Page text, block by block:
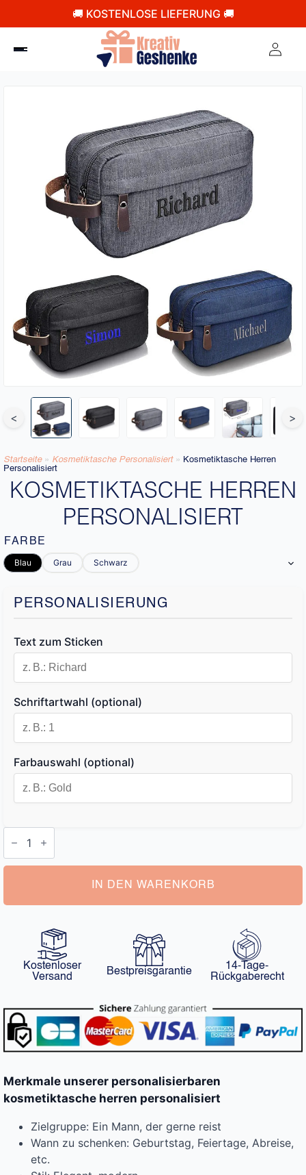
🚚 KOSTENLOSE LIEFERUNG 🚚
< >
Startseite » Kosmetiktasche Personalisiert​ » Kosmetiktasche Herren
Personalisiert
KOSMETIKTASCHE HERREN
PERSONALISIERT
FARBE
Blau Grau Schwarz
PERSONALISIERUNG
Text zum Sticken
Schriftartwahl (optional)
Farbauswahl (optional)
Kosmetiktasche
Herren
Menge
IN DEN WARENKORB
Kostenloser
Versand
Bestpreisgarantie
14-Tage-
Rückgaberecht
Merkmale unserer personalisierbaren
kosmetiktasche herren personalisiert
Zielgruppe: Ein Mann, der gerne reist
Wann zu schenken: Geburtstag, Feiertage, Abreise,
etc.